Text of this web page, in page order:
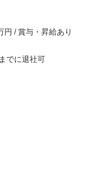
円 / 賞与・昇給あり
でに退社可